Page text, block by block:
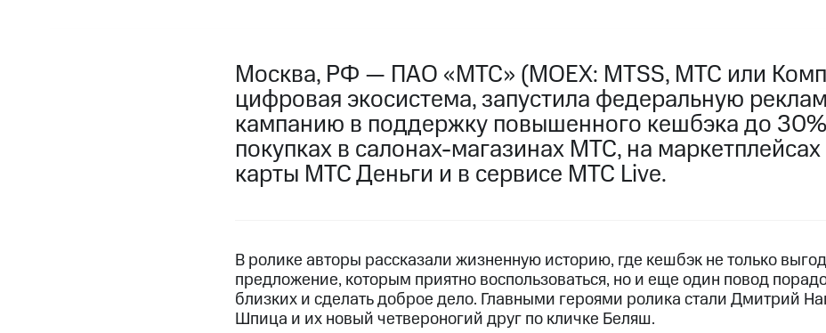
Москва, РФ — ПАО «МТС» (MOEX: MTSS, МТС или
цифровая экосистема, запустила федеральную
кампанию в поддержку повышенного кешбэка до
покупках в салонах-магазинах МТС, на
карты МТС Деньги и в сервисе МТС Live.
В ролике авторы рассказали жизненную историю, где кешбэк не только
предложение, которым приятно воспользоваться, но и еще один повод
близких и сделать доброе дело. Главными героями ролика стали Дмитрий
Шпица и их новый четвероногий друг по кличке Беляш.